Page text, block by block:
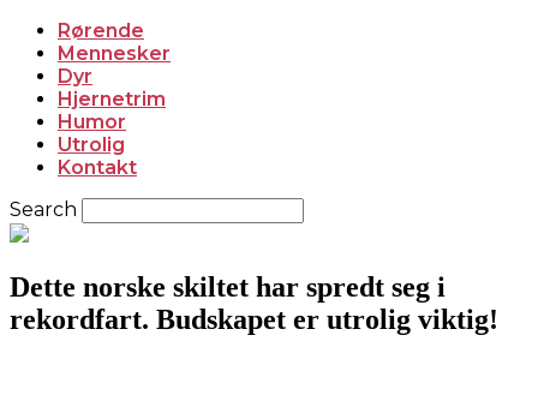
Rørende
Mennesker
Dyr
Hjernetrim
Humor
Utrolig
Kontakt
Search
Dette norske skiltet har spredt seg i
rekordfart. Budskapet er utrolig viktig!